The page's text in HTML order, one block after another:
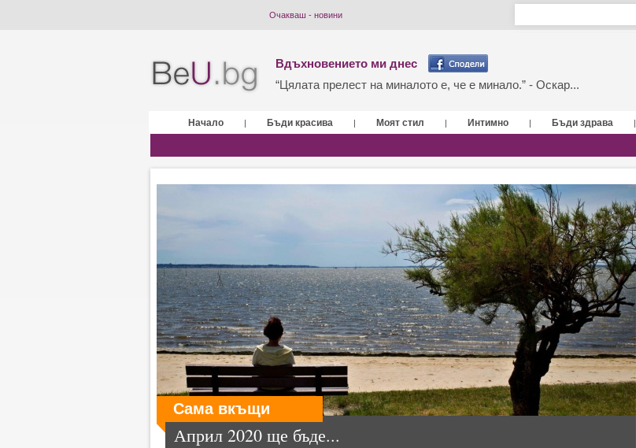
Очакваш - новини
Вдъхновението ми днес
“Цялата прелест на миналото е, че е минало.” - Оскар...
Начало | Бъди красива | Моят стил | Интимно | Бъди здрава |
Сама вкъщи
Април 2020 ще бъде...